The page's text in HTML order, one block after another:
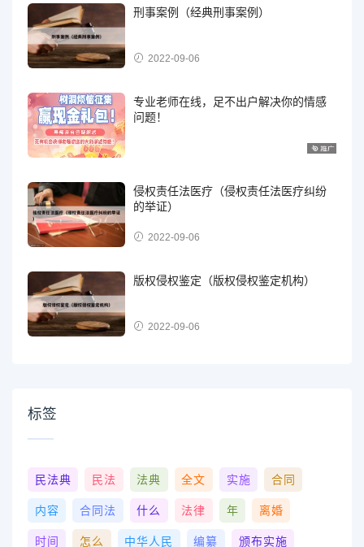
刑事案例（经典刑事案例）
2022-09-06
专业老师在线，足不出户解决你的情感
问题！
侵权责任法医疗（侵权责任法医疗纠纷
的举证）
2022-09-06
版权侵权鉴定（版权侵权鉴定机构）
2022-09-06
标签
民法典 民法 法典 全文 实施 合同
内容 合同法 什么 法律 年 离婚
时间 怎么 中华人民 编纂 颁布实施